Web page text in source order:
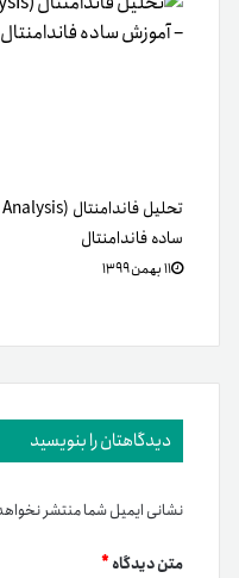
ساده فاندامنتال
۱۱ بهمن ۱۳۹۹
دیدگاهتان را بنویسید
نشانی ایمیل شما منتشر
متن دیدگاه*